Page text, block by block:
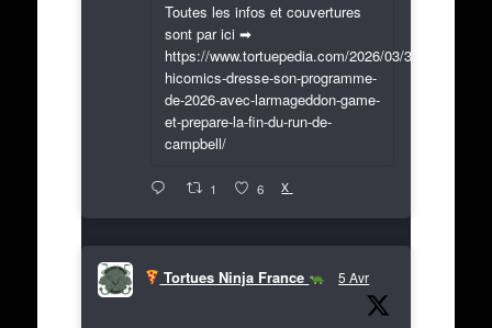
Toutes les infos et couvertures
sont par ici ➡
https://www.tortuepedia.com/2026/03/31/exclusif-
hicomics-dresse-son-programme-
de-2026-avec-larmageddon-game-
et-prepare-la-fin-du-run-de-
campbell/
1 6 X
Tortues Ninja France 5 Avr